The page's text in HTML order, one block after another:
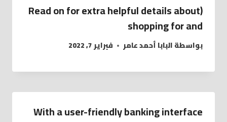
(Read on for extra helpful details about
shopping for and
بواسطةالبابا أحمد عامر فبراير 7, 2022
With a user-friendly banking interface